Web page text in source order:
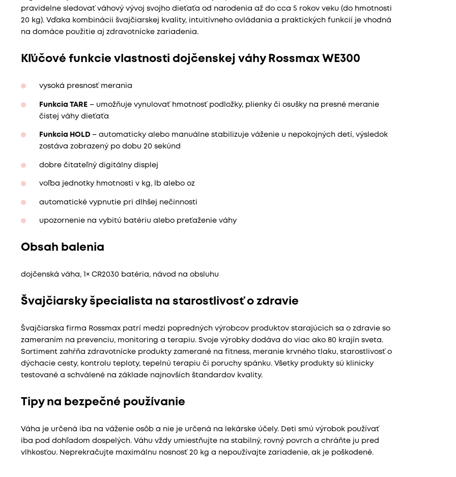
pravidelne sledovať váhový vývoj svojho dieťaťa od narodenia až do cca 5 rokov veku (do hmotnosti
20 kg). Vďaka kombinácii švajčiarskej kvality, intuitívneho ovládania a praktických funkcií je vhodná
na domáce použitie aj zdravotnícke zariadenia.
Kľúčové funkcie vlastnosti dojčenskej váhy Rossmax WE300
vysoká presnosť merania
Funkcia TARE– umožňuje vynulovať hmotnosť podložky, plienky či osušky na presné meranie
čistej váhy dieťaťa
Funkcia HOLD – automaticky alebo manuálne stabilizuje váženie u nepokojných detí, výsledok
zostáva zobrazený po dobu 20 sekúnd
dobre čitateľný digitálny displej
voľba jednotky hmotnosti v kg, lb alebo oz
automatické vypnutie pri dlhšej nečinnosti
upozornenie na vybitú batériu alebo preťaženie váhy
Obsah balenia
dojčenská váha, 1× CR2030 batéria, návod na obsluhu
Švajčiarsky špecialista na starostlivosť o zdravie
Švajčiarska firma Rossmax patrí medzi popredných výrobcov produktov starajúcich sa o zdravie so
zameraním na prevenciu, monitoring a terapiu. Svoje výrobky dodáva do viac ako 80 krajín sveta.
Sortiment zahŕňa zdravotnícke produkty zamerané na fitness, meranie krvného tlaku, starostlivosť o
dýchacie cesty, kontrolu teploty, tepelnú terapiu či poruchy spánku. Všetky produkty sú klinicky
testované a schválené na základe najnovších štandardov kvality.
Tipy na bezpečné používanie
Váha je určená iba na váženie osôb a nie je určená na lekárske účely. Deti smú výrobok používať
iba pod dohľadom dospelých. Váhu vždy umiestňujte na stabilný, rovný povrch a chráňte ju pred
vlhkosťou. Neprekračujte maximálnu nosnosť 20 kg a nepoužívajte zariadenie, ak je poškodené.